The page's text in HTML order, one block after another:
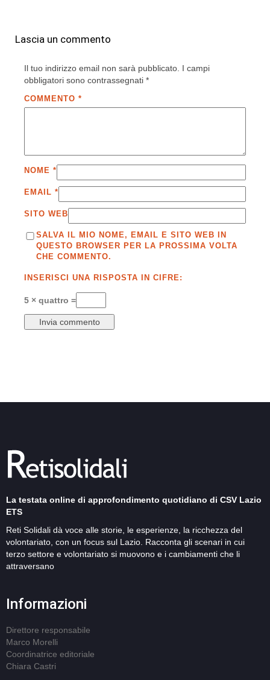
Lascia un commento
Il tuo indirizzo email non sarà pubblicato. I campi
obbligatori sono contrassegnati *
COMMENTO *
NOME *
EMAIL *
SITO WEB
SALVA IL MIO NOME, EMAIL E SITO WEB IN
QUESTO BROWSER PER LA PROSSIMA VOLTA
CHE COMMENTO.
INSERISCI UNA RISPOSTA IN CIFRE:
5 × quattro =
La testata online di approfondimento quotidiano di CSV Lazio
ETS
Reti Solidali dà voce alle storie, le esperienze, la ricchezza del
volontariato, con un focus sul Lazio. Racconta gli scenari in cui
terzo settore e volontariato si muovono e i cambiamenti che li
attraversano
Informazioni
Direttore responsabile
Marco Morelli
Coordinatrice editoriale
Chiara Castri